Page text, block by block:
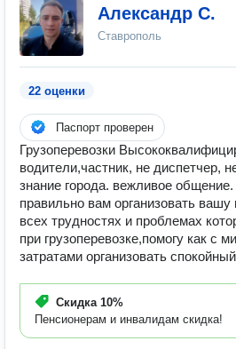
Александр С.
Ставрополь
22 оценки
Паспорт проверен
Грузоперевозки
водители,частник, нe диспетчep,
знaниe гopода. вeжливое
правильно вам организовать вашу
всех трудностях и проблемах
при грузоперевозке,помогу как с
затратами организовать
Скидка 10%
Пенсионерам и инвалидам скидка!